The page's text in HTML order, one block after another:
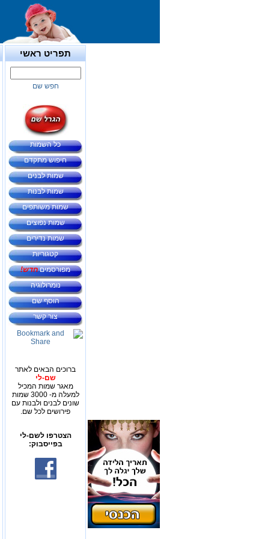
תפריט ראשי
חפש שם
כל השמות
חיפוש מתקדם
שמות לבנים
שמות לבנות
שמות משותפים
שמות נפוצים
שמות נדירים
קטגוריות
מפורסמיםחדש!
נומרולוגיה
הוסף שם
צור קשר
ברוכים הבאים לאתר
שם-לי
מאגר שמות המכיל
למעלה מ- 3000 שמות
שונים לבנים ולבנות עם
פירושים לכל שם.
הצטרפו לשם-לי
בפייסבוק: